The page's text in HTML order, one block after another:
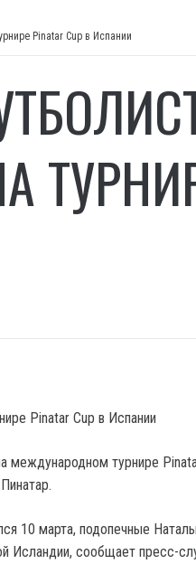
Pinatar Cup в Испании
международном турнире
10 марта, подопечные
Исландии, сообщает пресс-